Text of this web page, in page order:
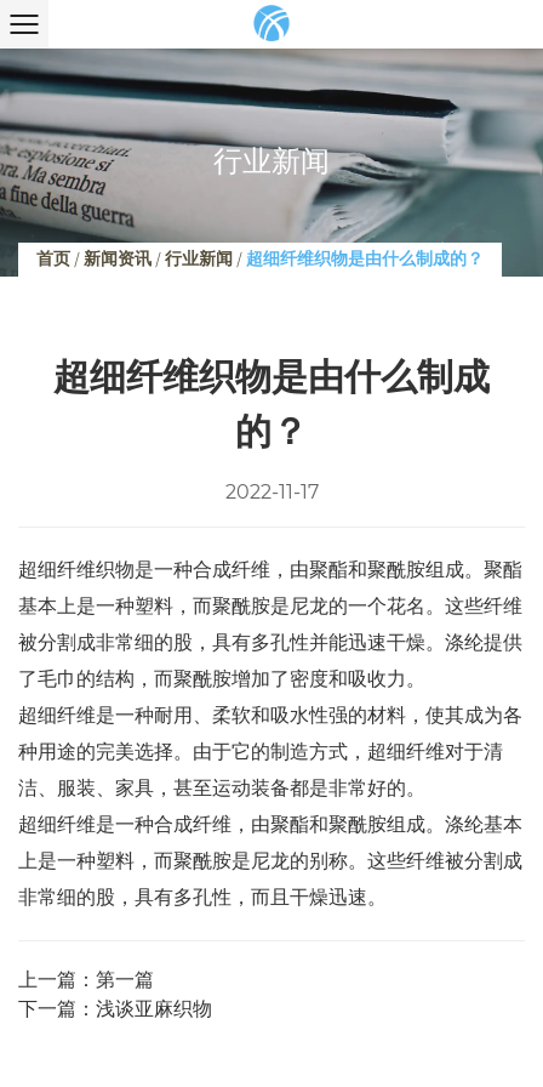
行业新闻
首页 /新闻资讯 /行业新闻 / 超细纤维织物是由什么制成的？
超细纤维织物是由什么制成
的？
2022-11-17
超细纤维织物是一种合成纤维，由聚酯和聚酰胺组成。聚酯
基本上是一种塑料，而聚酰胺是尼龙的一个花名。这些纤维
被分割成非常细的股，具有多孔性并能迅速干燥。涤纶提供
了毛巾的结构，而聚酰胺增加了密度和吸收力。
超细纤维是一种耐用、柔软和吸水性强的材料，使其成为各
种用途的完美选择。由于它的制造方式，超细纤维对于清
洁、服装、家具，甚至运动装备都是非常好的。
超细纤维是一种合成纤维，由聚酯和聚酰胺组成。涤纶基本
上是一种塑料，而聚酰胺是尼龙的别称。这些纤维被分割成
非常细的股，具有多孔性，而且干燥迅速。
上一篇：第一篇
下一篇：浅谈亚麻织物